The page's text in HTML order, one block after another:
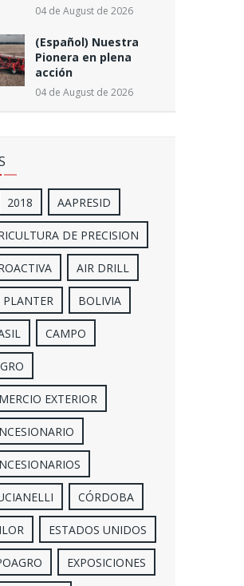
04 de August de 2026
(Español) Nuestra
Pionera en plena
acción
04 de August de 2026
2018 AAPRESID
DE PRECISION
AIR DRILL
PLANTER BOLIVIA
CAMPO
EXTERIOR
CÓRDOBA
ESTADOS UNIDOS
EXPOSICIONES